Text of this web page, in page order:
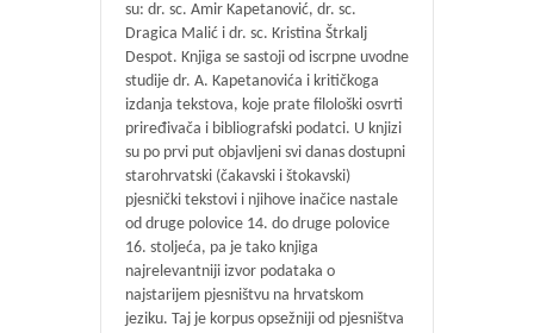
su: dr. sc. Amir Kapetanović, dr. sc.
Dragica Malić i dr. sc. Kristina Štrkalj
Despot. Knjiga se sastoji od iscrpne uvodne
studije dr. A. Kapetanovića i kritičkoga
izdanja tekstova, koje prate filološki osvrti
priređivača i bibliografski podatci. U knjizi
su po prvi put objavljeni svi danas dostupni
starohrvatski (čakavski i štokavski)
pjesnički tekstovi i njihove inačice nastale
od druge polovice 14. do druge polovice
16. stoljeća, pa je tako knjiga
najrelevantniji izvor podataka o
najstarijem pjesništvu na hrvatskom
jeziku. Taj je korpus opsežniji od pjesništva